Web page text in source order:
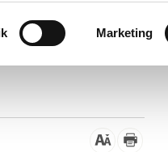
Marketing